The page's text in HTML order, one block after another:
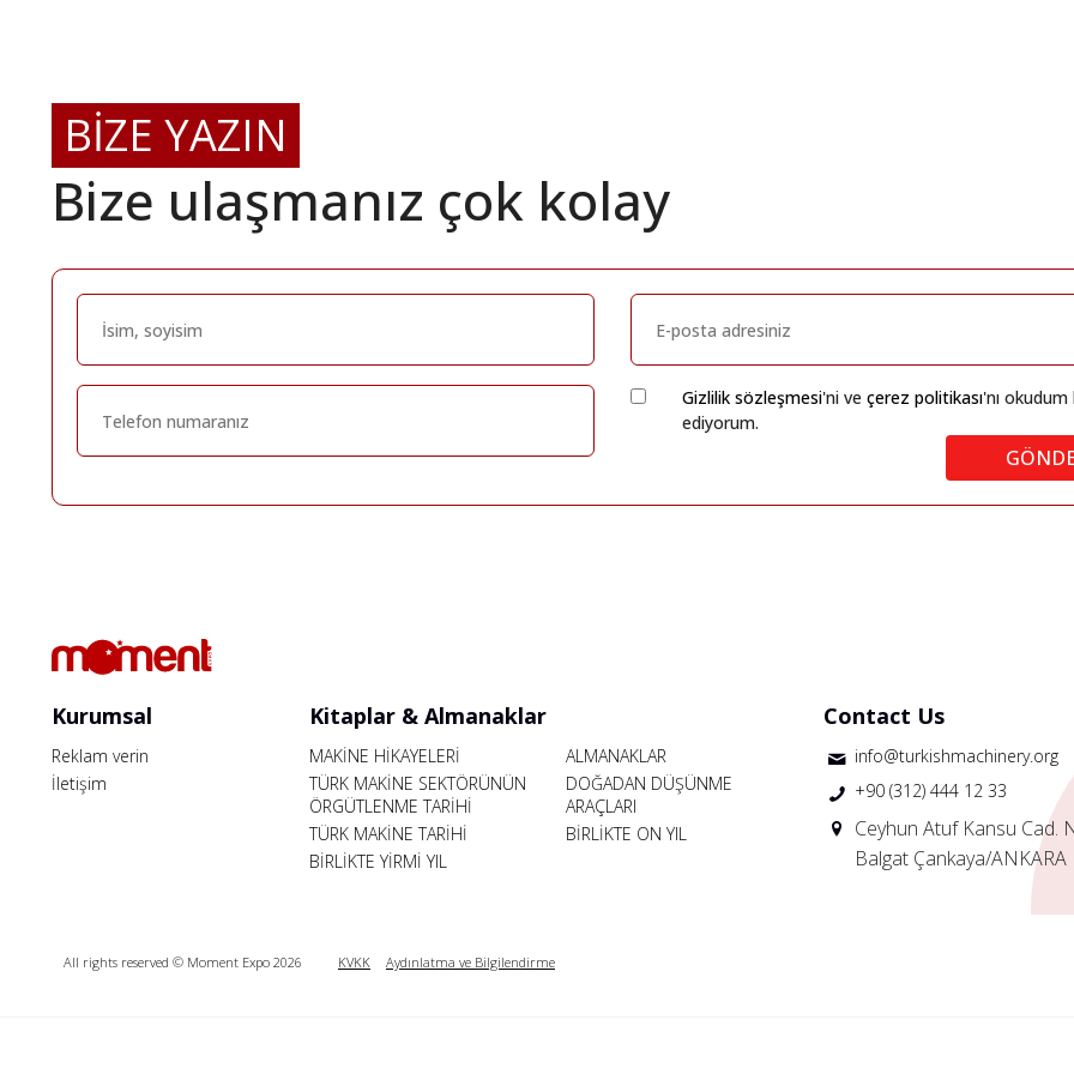
BİZE YAZIN
Bize ulaşmanız çok kolay
Gizlilik sözleşmesi'ni ve çerez politikası'nı okudum
ediyorum.
Kurumsal
Reklam verin
İletişim
Kitaplar & Almanaklar
MAKİNE HİKAYELERİ
ALMANAKLAR
TÜRK MAKİNE SEKTÖRÜNÜN
ÖRGÜTLENME TARİHİ
DOĞADAN DÜŞÜNME
ARAÇLARI
TÜRK MAKİNE TARİHİ
BİRLİKTE ON YIL
BİRLİKTE YİRMİ YIL
Contact Us
info@turkishmachinery.org
+90 (312) 444 12 33
Ceyhun Atuf Kansu Cad.
Balgat Çankaya/ANKARA
All rights reserved © Moment Expo 2026 KVKK Aydınlatma ve Bilgilendirme